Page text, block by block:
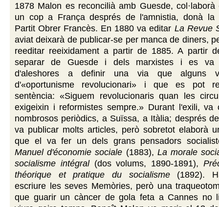
1878 Malon es reconcilià amb Guesde,
un cop a França després de l'amnistia, donà la
Partit Obrer Francès. En 1880 va editar La Revue
aviat deixarà de publicar-se per manca de diners,
reeditar reeixidament a partir de 1885. A partir
separar de Guesde i dels marxistes i es va
d'aleshores a definir una via que alguns
d'«oportunisme revolucionari» i que es pot
sentència: «Siguem revolucionaris quan les
exigeixin i reformistes sempre.» Durant l'exili, va
nombrosos periòdics, a Suïssa, a Itàlia; després
va publicar molts articles, però sobretot elaborà
que el va fer un dels grans pensadors
Manuel d'économie sociale (1883), La morale
socialisme intégral(dos volums, 1890-1891),
théorique et pratique du socialisme(1892).
escriure les seves Memòries, però una
que guarir un càncer de gola feta a Cannes no